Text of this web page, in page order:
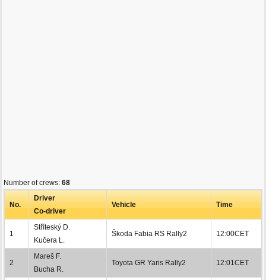
Number of crews: 68
No.
Driver
Co-driver
Vehicle Time
1
Stříteský D.
Kučera L.
Škoda Fabia RS Rally2 12:00CET
2
Mareš F.
Bucha R.
Toyota GR Yaris Rally2 12:01CET